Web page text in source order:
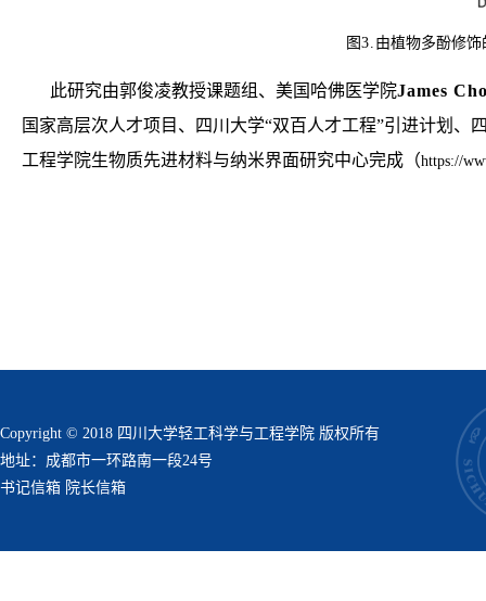
图3. 由植物多酚修
此研究由郭俊凌教授课题组、美国哈佛医学院James
国家高层次人才项目、四川大学“双百人才工程”引进计划
工程学院生物质先进材料与纳米界面研究中心完成（https://
Copyright © 2018 四川大学轻工科学与工程学院 版权所有
地址：成都市一环路南一段24号
书记信箱 院长信箱